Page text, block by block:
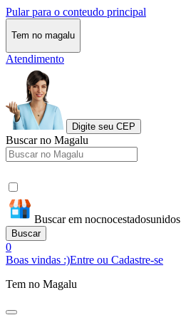
Pular para o conteudo principal
Tem no magalu
Atendimento
Digite seu CEP
Buscar no Magalu
Buscar em nocnocestadosunidos
Buscar
0
Boas vindas :)Entre ou Cadastre-se
Tem no Magalu